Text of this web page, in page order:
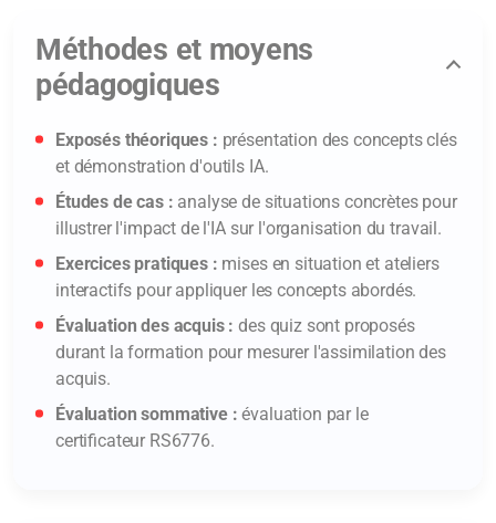
Méthodes et moyens
pédagogiques
Exposés théoriques : présentation des concepts clés
et démonstration d'outils IA.
Études de cas : analyse de situations concrètes pour
illustrer l'impact de l'IA sur l'organisation du travail.
Exercices pratiques : mises en situation et ateliers
interactifs pour appliquer les concepts abordés.
Évaluation des acquis : des quiz sont proposés
durant la formation pour mesurer l'assimilation des
acquis.
Évaluation sommative : évaluation par le
certificateur RS6776.